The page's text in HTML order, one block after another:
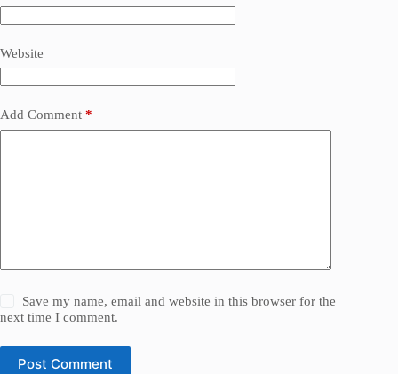
Website
Add Comment *
Save my name, email and website in this browser for the
next time I comment.
Post Comment